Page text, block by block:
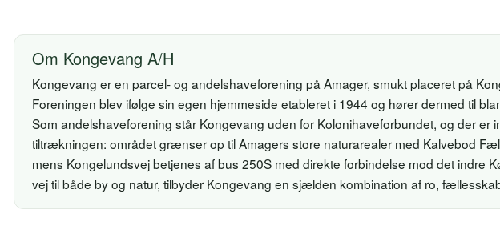
Om Kongevang A/H
Kongevang er en parcel- og andelshaveforening på Amager, smukt placeret på
Foreningen blev ifølge sin egen hjemmeside etableret i 1944 og hører dermed til
Som andelshaveforening står Kongevang uden for Kolonihaveforbundet, og der
tiltrækningen: området grænser op til Amagers store naturarealer med Kalvebod
mens Kongelundsvej betjenes af bus 250S med direkte forbindelse mod det indre
vej til både by og natur, tilbyder Kongevang en sjælden kombination af ro,